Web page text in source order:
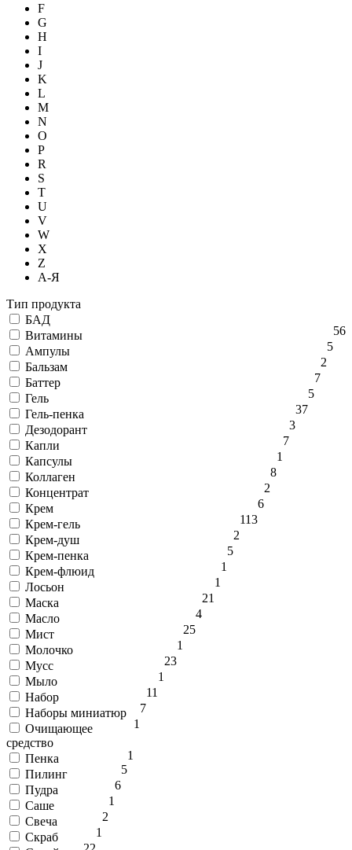
F
G
H
I
J
K
L
M
N
O
P
R
S
T
U
V
W
X
Z
А-Я
Тип продукта
БАД
56
Витамины
5
Ампулы
2
Бальзам
7
Баттер
5
Гель
37
Гель-пенка
3
Дезодорант
7
Капли
1
Капсулы
8
Коллаген
2
Концентрат
6
Крем
113
Крем-гель
2
Крем-душ
5
Крем-пенка
1
Крем-флюид
1
Лосьон
21
Маска
4
Масло
25
Мист
1
Молочко
23
Мусс
1
Мыло
11
Набор
7
Наборы миниатюр
1
Очищающее
средство
1
Пенка
5
Пилинг
6
Пудра
1
Саше
2
Свеча
1
Скраб